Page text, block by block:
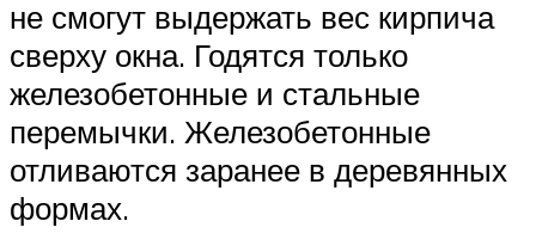
не смогут выдержать вес кирпича
сверху окна. Годятся только
железобетонные и стальные
перемычки. Железобетонные
отливаются заранее в деревянных
формах.